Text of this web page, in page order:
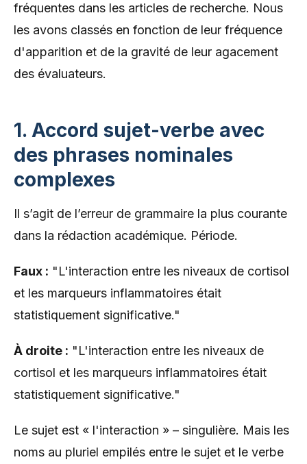
fréquentes dans les articles de recherche. Nous
les avons classés en fonction de leur fréquence
d'apparition et de la gravité de leur agacement
des évaluateurs.
1. Accord sujet-verbe avec
des phrases nominales
complexes
Il s’agit de l’erreur de grammaire la plus courante
dans la rédaction académique. Période.
Faux : "L'interaction entre les niveaux de cortisol
et les marqueurs inflammatoires était
statistiquement significative."
À droite : "L'interaction entre les niveaux de
cortisol et les marqueurs inflammatoires était
statistiquement significative."
Le sujet est « l'interaction » – singulière. Mais les
noms au pluriel empilés entre le sujet et le verbe